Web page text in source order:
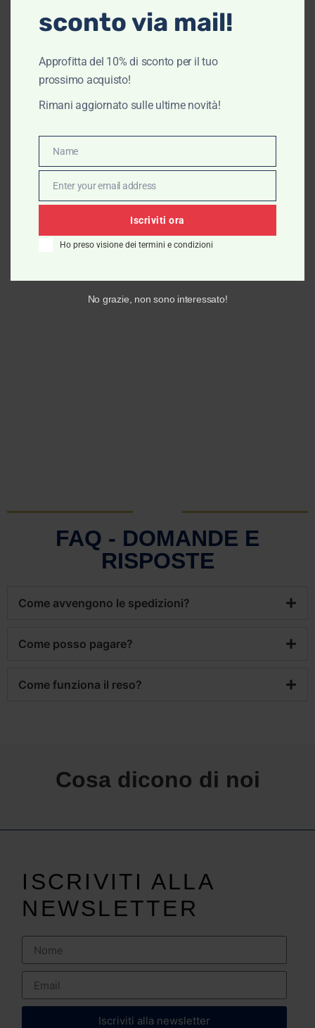
Pantaloni da uomo Lenny- 40 Weft
Scegli
FAQ - DOMANDE E
RISPOSTE
Come avvengono le spedizioni?
Come posso pagare?
Come funziona il reso?
Cosa dicono di noi
ISCRIVITI ALLA
NEWSLETTER
Iscriviti alla newsletter
sconto via mail!
Approfitta del 10% di sconto per il tuo
prossimo acquisto!
Rimani aggiornato sulle ultime novità!
Name
Name
Email
Enter your email address
Iscriviti ora
Ho preso visione dei termini e condizioni
No grazie, non sono interessato!